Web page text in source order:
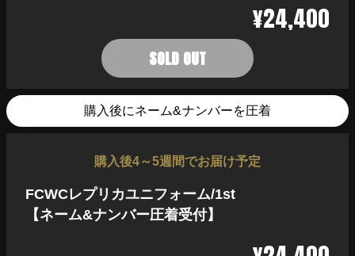
¥24,400
SOLD OUT
購入後にネーム&ナンバーを圧着
購入後4～5週間でお届け予定
FCWCレプリカユニフォーム/1st
【ネーム&ナンバー圧着受付】